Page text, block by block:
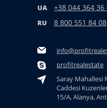
UA +38 044 364 36
RU 8 800 551 84 08
profitrealestate
Saray Mahallesi
Caddesi
15/A, Alanya,